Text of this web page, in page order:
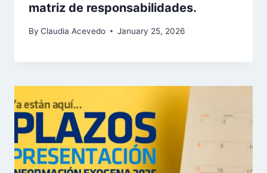
matriz de responsabilidades.
By Claudia Acevedo January 25, 2026